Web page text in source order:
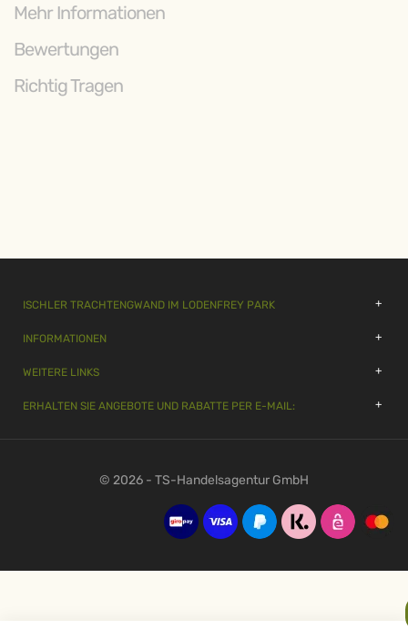
Mehr Informationen
Bewertungen
Richtig Tragen
ISCHLER TRACHTENGWAND IM LODENFREY PARK
INFORMATIONEN
WEITERE LINKS
ERHALTEN SIE ANGEBOTE UND RABATTE PER E-MAIL:
© 2026 - TS-Handelsagentur GmbH